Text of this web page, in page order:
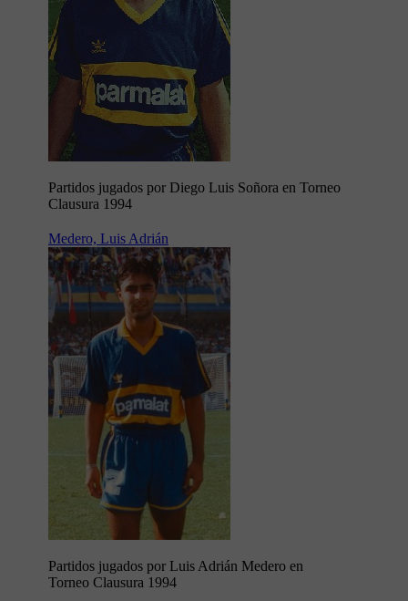
Partidos jugados por Diego Luis Soñora en Torneo
Clausura 1994
Medero, Luis Adrián
Partidos jugados por Luis Adrián Medero en
Torneo Clausura 1994